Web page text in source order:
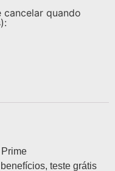
quando
teste grátis